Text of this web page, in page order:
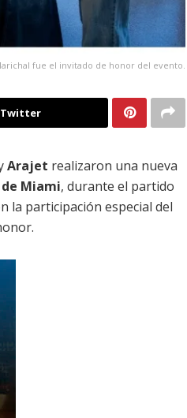
fue el invitado de honor del evento.
Twitter
Arajet realizaron una nueva
Miami, durante el partido
la participación especial del